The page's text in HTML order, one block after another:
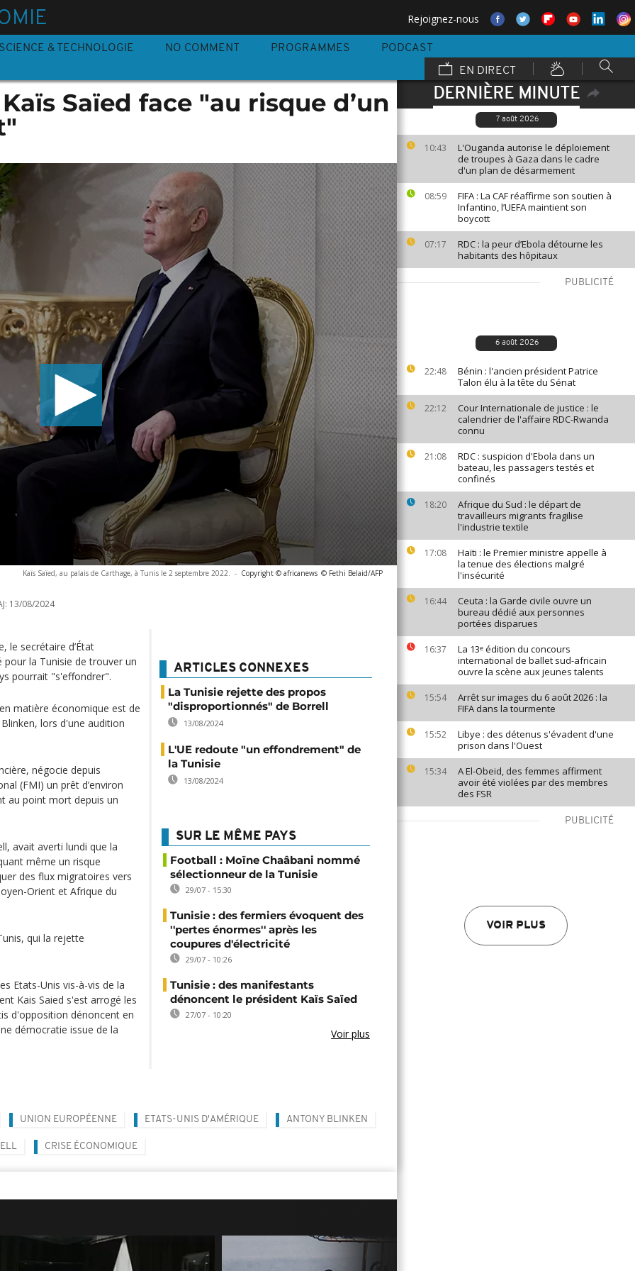
Rejoignez-nous
SCIENCE & TECHNOLOGIE NO COMMENT PROGRAMMES
PODCAST
EN DIRECT
DERNIÈRE MINUTE
7 août 2026
10:43
L'Ouganda autorise le déploiement
de troupes à Gaza dans le cadre
d'un plan de désarmement
08:59
FIFA : La CAF réaffirme son soutien à
Infantino, l’UEFA maintient son
boycott
07:17
RDC : la peur d’Ebola détourne les
habitants des hôpitaux
PUBLICITÉ
6 août 2026
22:48
Bénin : l'ancien président Patrice
Talon élu à la tête du Sénat
22:12
Cour Internationale de justice : le
calendrier de l'affaire RDC-Rwanda
connu
21:08
RDC : suspicion d'Ebola dans un
bateau, les passagers testés et
confinés
18:20
Afrique du Sud : le départ de
travailleurs migrants fragilise
l'industrie textile
17:08
Haïti : le Premier ministre appelle à
la tenue des élections malgré
l'insécurité
16:44
Ceuta : la Garde civile ouvre un
bureau dédié aux personnes
portées disparues
16:37
La 13ᵉ édition du concours
international de ballet sud-africain
ouvre la scène aux jeunes talents
15:54
Arrêt sur images du 6 août 2026 : la
FIFA dans la tourmente
15:52
Libye : des détenus s'évadent d'une
prison dans l'Ouest
15:34
A El-Obeid, des femmes affirment
avoir été violées par des membres
des FSR
PUBLICITÉ
VOIR PLUS
Saïed face "au risque d’un
Kaïs Saïed, au palais de Carthage, à Tunis le 2 septembre 2022. - Copyright © africanews © Fethi Belaid/AFP
13/08/2024
le secrétaire d’État
la Tunisie de trouver un
pourrait "s'effondrer".
matière économique est de
lors d'une audition
négocie depuis
(FMI) un prêt d’environ
au point mort depuis un
avait averti lundi que la
même un risque
des flux migratoires vers
Orient et Afrique du
qui la rejette
Etats-Unis vis-à-vis de la
Kais Saied s'est arrogé les
d'opposition dénoncent en
démocratie issue de la
ARTICLES CONNEXES
La Tunisie rejette des propos
"disproportionnés" de Borrell
13/08/2024
L'UE redoute "un effondrement" de
la Tunisie
13/08/2024
SUR LE MÊME PAYS
Football : Moïne Chaâbani nommé
sélectionneur de la Tunisie
29/07 - 15:30
Tunisie : des fermiers évoquent des
''pertes énormes'' après les
coupures d'électricité
29/07 - 10:26
Tunisie : des manifestants
dénoncent le président Kaïs Saïed
27/07 - 10:20
Voir plus
UNION EUROPÉENNE ETATS-UNIS D'AMÉRIQUE ANTONY BLINKEN
CRISE ÉCONOMIQUE